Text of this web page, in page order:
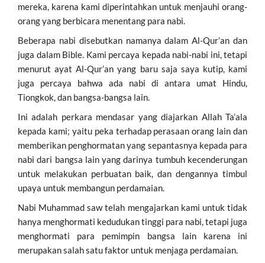
mereka, karena kami diperintahkan untuk menjauhi orang-
orang yang berbicara menentang para nabi.
Beberapa nabi disebutkan namanya dalam Al-Qur’an dan
juga dalam Bible. Kami percaya kepada nabi-nabi ini, tetapi
menurut ayat Al-Qur’an yang baru saja saya kutip, kami
juga percaya bahwa ada nabi di antara umat Hindu,
Tiongkok, dan bangsa-bangsa lain.
Ini adalah perkara mendasar yang diajarkan Allah Ta’ala
kepada kami; yaitu peka terhadap perasaan orang lain dan
memberikan penghormatan yang sepantasnya kepada para
nabi dari bangsa lain yang darinya tumbuh kecenderungan
untuk melakukan perbuatan baik, dan dengannya timbul
upaya untuk membangun perdamaian.
Nabi Muhammad saw telah mengajarkan kami untuk tidak
hanya menghormati kedudukan tinggi para nabi, tetapi juga
menghormati para pemimpin bangsa lain karena ini
merupakan salah satu faktor untuk menjaga perdamaian.